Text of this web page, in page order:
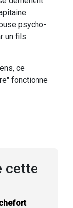
psycho-
un fils
ce
fonctionne
cette